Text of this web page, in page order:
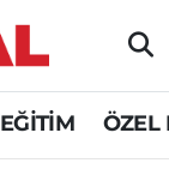
EĞİTİM ÖZEL